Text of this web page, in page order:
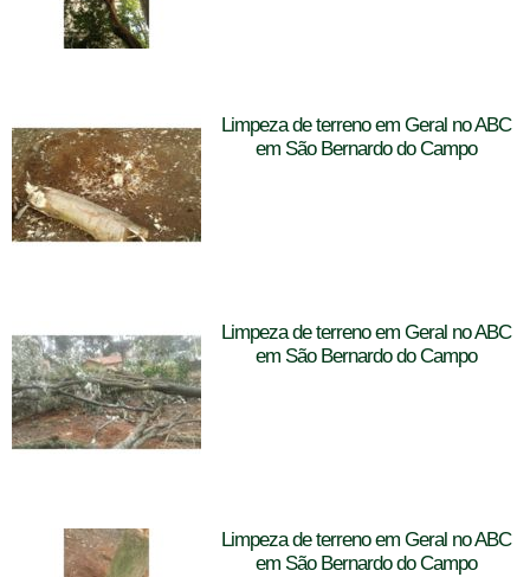
Limpeza de terreno em Geral no ABC
em São Bernardo do Campo
Limpeza de terreno em Geral no ABC
em São Bernardo do Campo
Limpeza de terreno em Geral no ABC
em São Bernardo do Campo